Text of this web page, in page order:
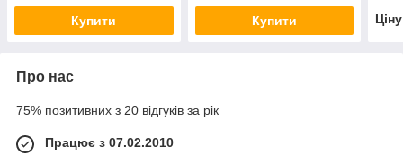
Купити Купити
Про нас
75% позитивних з 20 відгуків за рік
Працює з 07.02.2010